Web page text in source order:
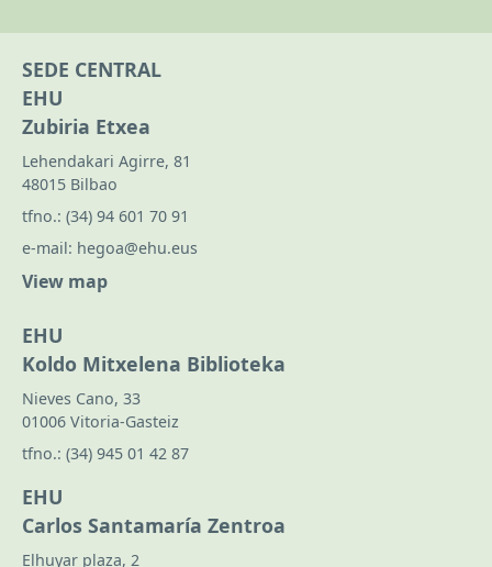
SEDE CENTRAL
EHU
Zubiria Etxea
Lehendakari Agirre, 81
48015 Bilbao
tfno.: (34) 94 601 70 91
e-mail: hegoa@ehu.eus
View map
EHU
Koldo Mitxelena Biblioteka
Nieves Cano, 33
01006 Vitoria-Gasteiz
tfno.: (34) 945 01 42 87
EHU
Carlos Santamaría Zentroa
Elhuyar plaza, 2